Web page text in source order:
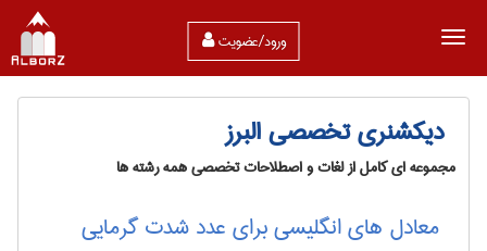
ورود/عضویت
دیکشنری تخصصی البرز
مجموعه ای کامل از لغات و اصطلاحات تخصصی همه رشته ها
معادل های انگلیسی برای عدد شدت گرمایی